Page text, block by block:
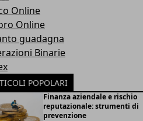
Online
Online
guadagna
Binarie
POPOLARI
Finanza aziendale e rischio
reputazionale: strumenti di
prevenzione